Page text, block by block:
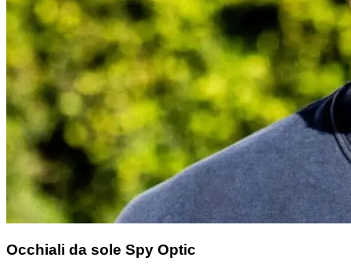
Occhiali da sole Spy Optic